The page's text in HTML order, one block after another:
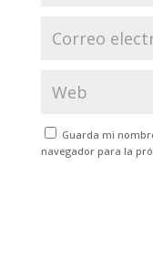
Guarda mi
navegador para la